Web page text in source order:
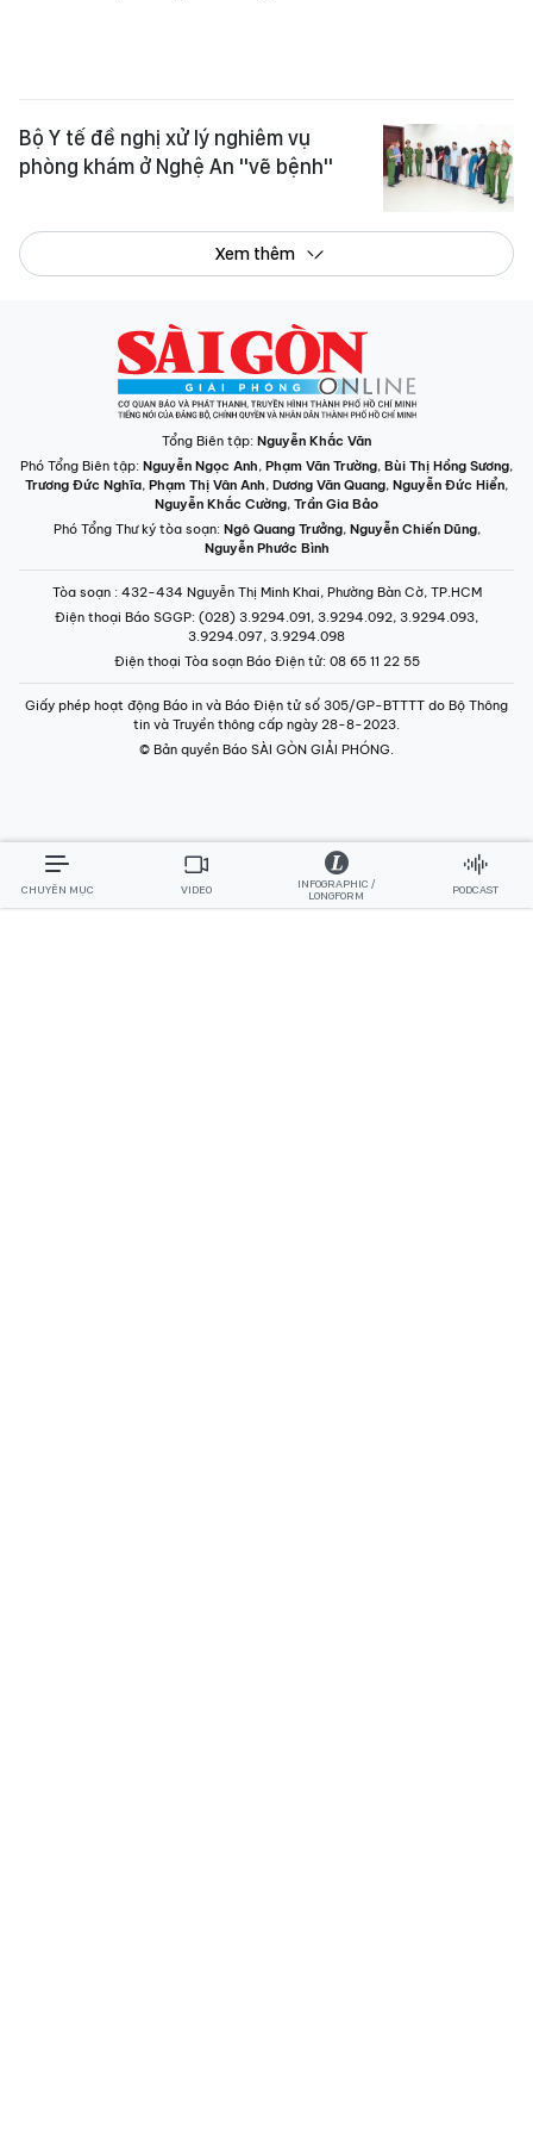
phòng khám ở Nghệ An "vẽ bệnh"
Tổng Biên tập:Nguyễn Khắc Văn
Nguyễn Ngọc Anh,Phạm Văn Trường
Phạm Thị Vân Anh ,Dương Văn Quang
Nguyễn Khắc Cường,Trần Gia Bảo
Phó Tổng Thư ký tòa soạn: Ngô Quang Trưởng Nguyễn Chiến Dũng
Nguyễn Phước Bình
: 432-434 Nguyễn Thị Minh Khai, Phường Bàn Cờ, TP.HCM
Điện thoại Báo SGGP : (028) 3.9294.091, 3.9294.092, 3.9294.093,
3.9294.097, 3.9294.098
Điện thoại Tòa soạn Báo Điện tử : 08 65 11 22 55
Giấy phép hoạt động Báo in và Báo Điện tử số 305/GP-BTTTT do Bộ Thông
© Bản quyền Báo SÀI GÒN GIẢI PHÓNG.
CHUYÊN MỤC VIDEO
INFOGRAPHIC /
LONGFORM
PODCAST